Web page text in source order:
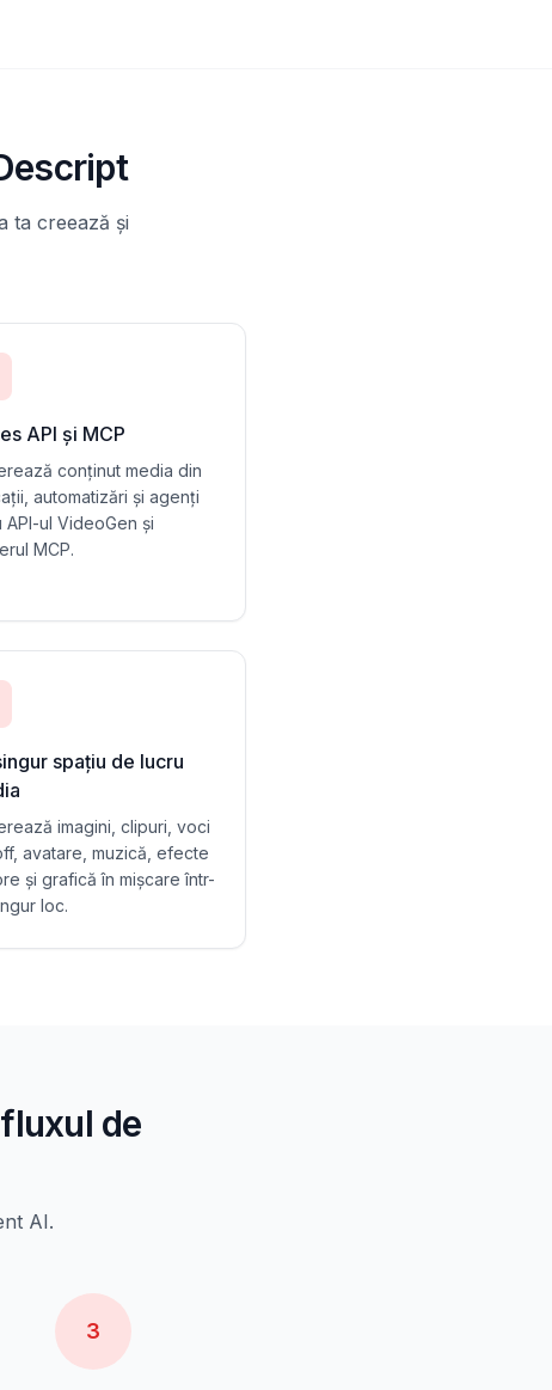
ta creează și
API și MCP
conținut media din
automatizări și agenți
API-ul VideoGen și
MCP.
spațiu de lucru
imagini, clipuri, voci
avatare, muzică, efecte
și grafică în mișcare într-
loc.
de
AI.
3